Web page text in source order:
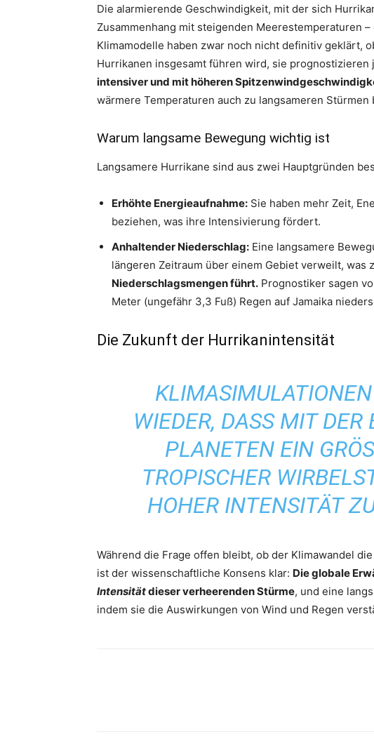
Die alarmierende Geschwindigkeit, mit der sich
Zusammenhang mit steigenden Meerestemperaturen
Klimamodelle haben zwar noch nicht definitiv geklärt,
Hurrikanen insgesamt führen wird, sie
intensiver und mit höheren
wärmere Temperaturen auch zu langsameren Stürmen
Warum langsame Bewegung wichtig ist
Langsamere Hurrikane sind aus zwei Hauptgründen
Erhöhte Energieaufnahme: Sie haben mehr Zeit,
beziehen, was ihre Intensivierung fördert.
Anhaltender Niederschlag: Eine langsamere
längeren Zeitraum über einem Gebiet verweilt, was
Niederschlagsmengen führt. Prognostiker sagen
Meter (ungefähr 3,3 Fuß) Regen auf Jamaika
Die Zukunft der Hurrikanintensität
WIEDER, DASS MIT DER
PLANETEN EIN
ROPISCHER
OHER INTENSITÄT
Während die Frage offen bleibt, ob der Klimawandel die
ist der wissenschaftliche Konsens klar: Die globale
Intensitätdieser verheerenden Stürme, und eine
indem sie die Auswirkungen von Wind und Regen